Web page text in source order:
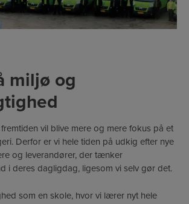
miljø og
vil blive mere og mere fokus på et
Derfor er vi hele tiden på udkig efter nye
og leverandører, der tænker
i deres dagligdag, ligesom vi selv gør det.
som en skole, hvor vi lærer nyt hele